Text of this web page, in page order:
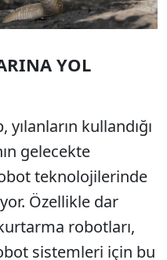
YOL
kullandığı
gelecekte
teknolojilerinde
Özellikle dar
robotları,
sistemleri için bu